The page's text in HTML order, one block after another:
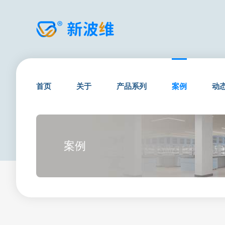
首页 关于 产品系列 案例 动
案例